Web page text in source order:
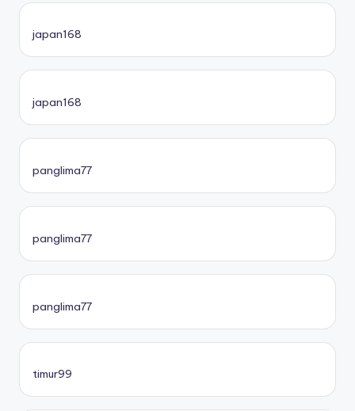
japan168
japan168
panglima77
panglima77
panglima77
timur99